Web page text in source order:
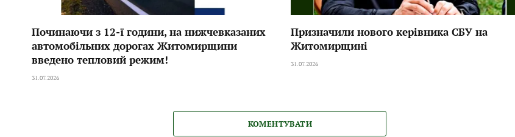
Починаючи з 12-ї години, на нижчевказаних
автомобільних дорогах Житомирщини
введено тепловий режим!
31.07.2026
Призначили нового керівника СБУ на
Житомирщині
31.07.2026
КОМЕНТУВАТИ